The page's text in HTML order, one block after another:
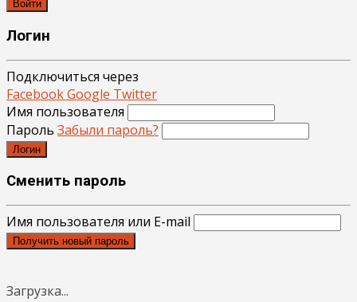
Войти
Логин
Подключиться через
FacebookGoogle Twitter
Имя пользователя
Пароль Забыли пароль?
Логин
Сменить пароль
Имя пользователя или E-mail
Получить новый пароль
Загрузка...